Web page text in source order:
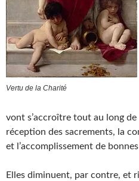
Vertu de la Charité
vont s’accroître tout au long
réception des sacrements, la
et l’accomplissement de
Elles diminuent, par contre, et